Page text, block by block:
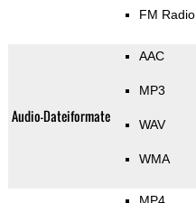
FM Radio
Audio-Dateiformate
AAC
MP3
WAV
WMA